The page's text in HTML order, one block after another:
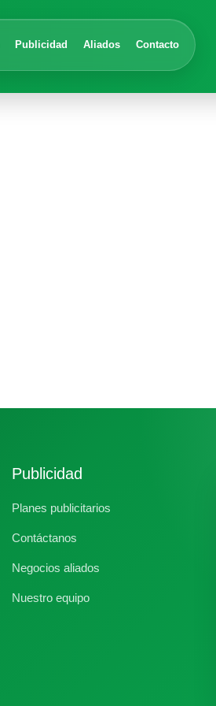
Publicidad Aliados Contacto
Publicidad
Planes publicitarios
Contáctanos
Negocios aliados
Nuestro equipo